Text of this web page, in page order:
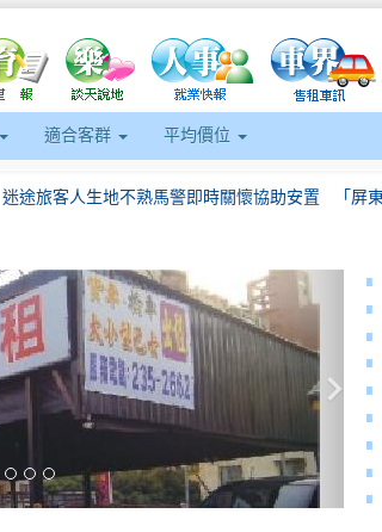
適合客群 平均價位
迷途旅客人生地不熟馬警即時關懷協助安置
2025新北感溫祭啟動 冬季活動全面熱鬧登場
迷途旅客人生地不熟馬警即時關懷協助安置
keyboard_arrow_right